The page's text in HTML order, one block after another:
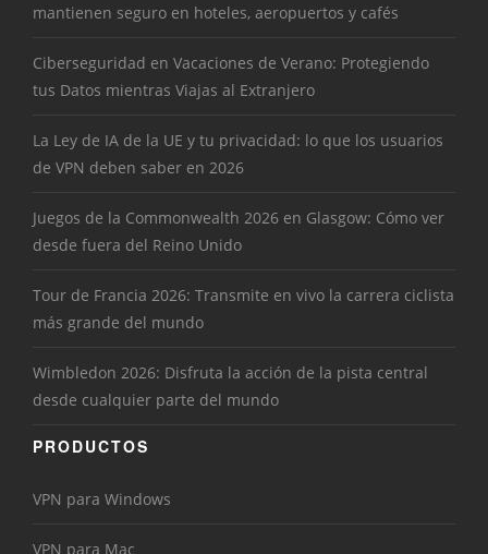
mantienen seguro en hoteles, aeropuertos y cafés
Ciberseguridad en Vacaciones de Verano: Protegiendo
tus Datos mientras Viajas al Extranjero
La Ley de IA de la UE y tu privacidad: lo que los usuarios
de VPN deben saber en 2026
Juegos de la Commonwealth 2026 en Glasgow: Cómo ver
desde fuera del Reino Unido
Tour de Francia 2026: Transmite en vivo la carrera ciclista
más grande del mundo
Wimbledon 2026: Disfruta la acción de la pista central
desde cualquier parte del mundo
PRODUCTOS
VPN para Windows
VPN para Mac